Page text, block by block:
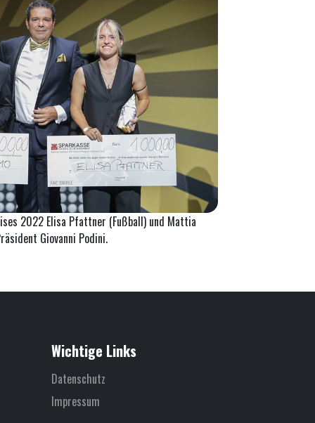
2022 Elisa Pfattner (Fußball) und Mattia
Giovanni Podini.
Wichtige Links
Datenschutz
Impressum